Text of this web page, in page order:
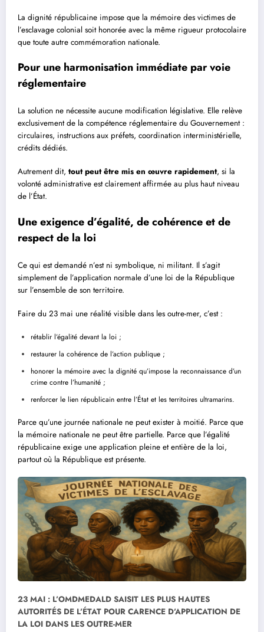
La dignité républicaine impose que la mémoire des victimes de
l’esclavage colonial soit honorée avec la même rigueur protocolaire
que toute autre commémoration nationale.
Pour une harmonisation immédiate par voie
réglementaire
La solution ne nécessite aucune modification législative. Elle relève
exclusivement de la compétence réglementaire du Gouvernement :
circulaires, instructions aux préfets, coordination interministérielle,
crédits dédiés.
Autrement dit, tout peut être mis en œuvre rapidement, si la
volonté administrative est clairement affirmée au plus haut niveau
de l’État.
Une exigence d’égalité, de cohérence et de
respect de la loi
Ce qui est demandé n’est ni symbolique, ni militant. Il s’agit
simplement de l’application normale d’une loi de la République
sur l’ensemble de son territoire.
Faire du 23 mai une réalité visible dans les outre-mer, c’est :
rétablir l’égalité devant la loi ;
restaurer la cohérence de l’action publique ;
honorer la mémoire avec la dignité qu’impose la reconnaissance d’un
crime contre l’humanité ;
renforcer le lien républicain entre l’État et les territoires ultramarins.
Parce qu’une journée nationale ne peut exister à moitié. Parce que
la mémoire nationale ne peut être partielle. Parce que l’égalité
républicaine exige une application pleine et entière de la loi,
partout où la République est présente.
23 MAI : L’OMDMEDALD SAISIT LES PLUS HAUTES
AUTORITÉS DE L’ÉTAT POUR CARENCE D’APPLICATION DE
LA LOI DANS LES OUTRE-MER